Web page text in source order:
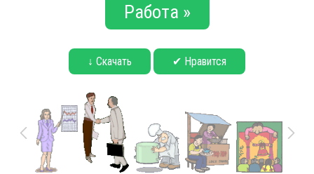
Работа »
↓ Скачать ✔ Нравится